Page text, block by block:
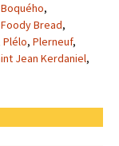
Boquého,
Foody Bread,
Plélo, Plerneuf,
Jean Kerdaniel,